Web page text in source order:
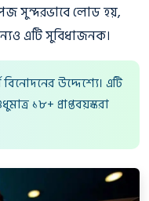
সুন্দরভাবে লোড হয়,
এটি সুবিধাজনক।
উদ্দেশ্যে। এটি
১৮+ প্রাপ্তবয়স্করা